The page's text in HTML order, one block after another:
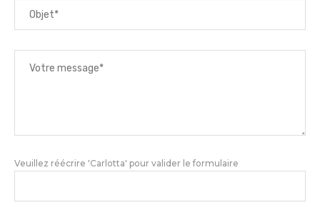
Veuillez réécrire 'Carlotta' pour valider le formulaire